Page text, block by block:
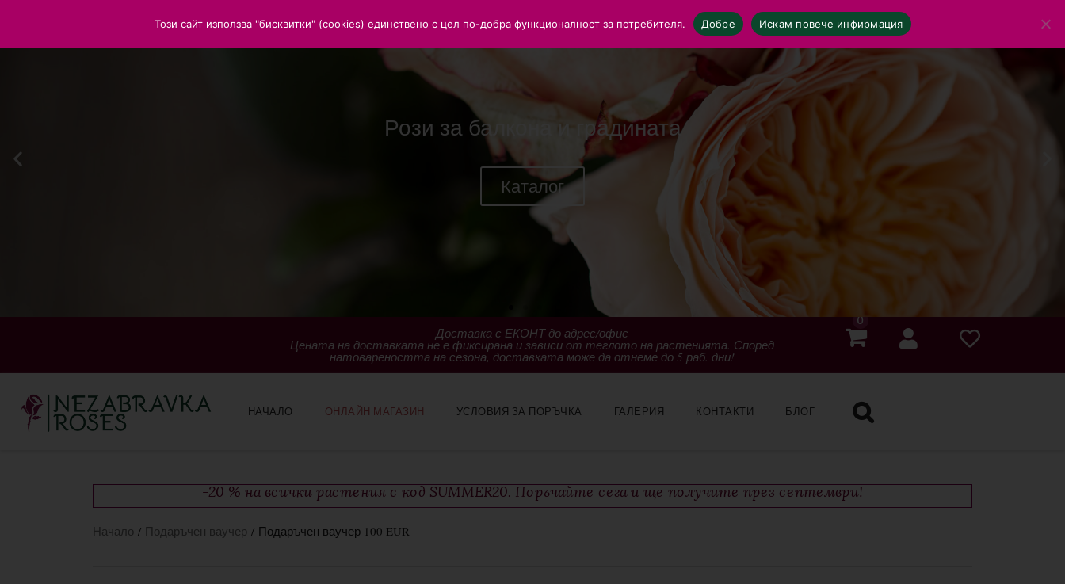
Рози за балкона и градината
Каталог
Доставка с ЕКОНТ до адрес/офис
Цената на доставката не е фиксирана и зависи от теглото на растенията. Според
натовареността на сезона, доставката може да отнеме до 5 раб. дни!
0
НАЧАЛО ОНЛАЙН МАГАЗИН УСЛОВИЯ ЗА ПОРЪЧКА ГАЛЕРИЯ КОНТАКТИ БЛОГ
-20 % на всички растения с код SUMMER20. Поръчайте сега и ще получите през септември!
Начало / Подаръчен ваучер / Подаръчен ваучер 100 EUR
Този сайт използва "бисквитки" (cookies) единствено с цел по-добра функционалност за потребителя. Добре Искам повече инфирмация